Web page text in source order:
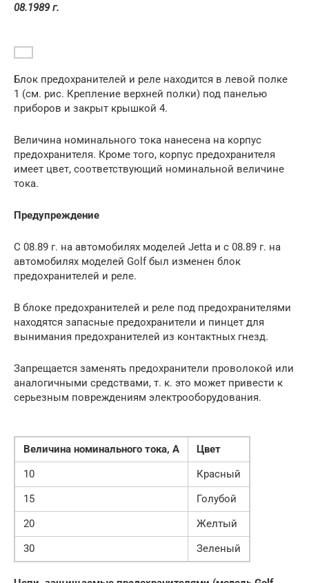
08.1989 г.
Блок предохранителей и реле находится в левой полке
1 (см. рис. Крепление верхней полки) под панелью
приборов и закрыт крышкой 4.
Величина номинального тока нанесена на корпус
предохранителя. Кроме того, корпус предохранителя
имеет цвет, соответствующий номинальной величине
тока.
Предупреждение
С 08.89 г. на автомобилях моделей Jetta и с 08.89 г. на
автомобилях моделей Golf был изменен блок
предохранителей и реле.
В блоке предохранителей и реле под предохранителями
находятся запасные предохранители и пинцет для
вынимания предохранителей из контактных гнезд.
Запрещается заменять предохранители проволокой или
аналогичными средствами, т. к. это может привести к
серьезным повреждениям электрооборудования.
Величина номинального тока, А
Цвет
10
Красный
15
Голубой
20
Желтый
30
Зеленый